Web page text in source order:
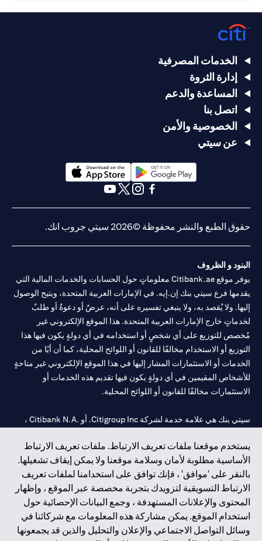
يستخدم موقعنا ملفات تعريف الارتباط. ملفات تعريف الارتباط
الأساسية مطلوبة لأمان وسلامة موقعنا ولا يمكن إيقاف تشغيلها.
بالنقر على 'موافق' ، فإنك توافق على استخدامنا لملفات تعريف
الارتباط التسويقية لتزويدك بتجربة مخصصة عبر الموقع ، وإظهار
المحتوى والإعلانات المستهدفة ، وجمع البيانات الإحصائية حول
استخدام الموقع. يمكن مشاركة هذه المعلومات مع شركائنا في
وسائل التواصل الاجتماعي والإعلان والتحليل والذين قد يجمعونها
الخدمات المصرفية
إدارة الثروة
المساعدة والدعم
اتصل بنا
الخصوصية والأمن
عن سيتي
(opens in a new tab)
حقوق الطبع والنشر محفوظة ©2026 سيتي جروب انك.
البنود و الظروف
يوفر موقع Citibank.ae معلوماتٍ حول الحسابات والخدمات المالية التي
يقدمها فرع سيتي بنك إن.إيه. في الإمارات العربية المتحدة، ويتيح الوصول
إليها. ولا يُقصد به، ولا ينبغي تفسيره على أنه، عرضٌ أو دعوةٌ أو طلبٌ
لخدماتٍ خارج الإمارات العربية المتحدة. هذا الموقع الإلكتروني غير
مُخصص للتوزيع على أي شخصٍ أو استخدامه في أي دولةٍ يكون فيها هذا
التوزيع أو الاستخدام مخالفًا للقانون أو اللوائح المحلية، كما أن أيًا من
الخدمات أو الاستثمارات المشار إليها في هذا الموقع الإلكتروني غير متاحةٍ
للأشخاص المقيمين في أي دولةٍ يكون فيها تقديم هذه الخدمات أو
الاستثمارات مخالفًا للقانون أو اللوائح المحلية.
سيتي بنك هي علامة خدمة لشركة Citigroup Inc. أو .Citibank N.A ،
سيتي بنك إن. إيه. الإمارات مسجل لدى مصرف الإمارات المركزي تحت
أرقام التراخيص 202563 لفرع الوصل في دبي، 531989 لفرع مول
الإمارات في دبي، وCN-1002019لفرع أبوظبي. هاتف: 4000 311 04.
فرع سيتي بنك إن إيه - الإمارات العربية المتحدة مرخص من مصرف
الإمارات العربية المتحدة المركزي كفرع لبنك أجنبي.
سيتي بنك إن إيه الإمارات العربية المتحدة مرخص من هيئة الأوراق المالية